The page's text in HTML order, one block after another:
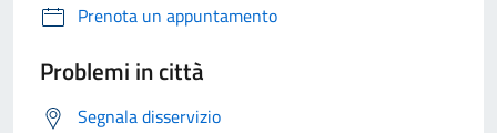
Prenota un appuntamento
Problemi in città
Segnala disservizio